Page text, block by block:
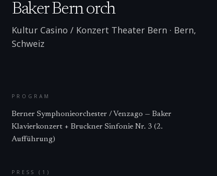
Baker Bern orch
Kultur Casino / Konzert Theater Bern · Bern,
Schweiz
PROGRAM
Berner Symphonieorchester / Venzago — Baker
Klavierkonzert + Bruckner Sinfonie Nr. 3 (2.
Aufführung)
PRESS ( 1 )